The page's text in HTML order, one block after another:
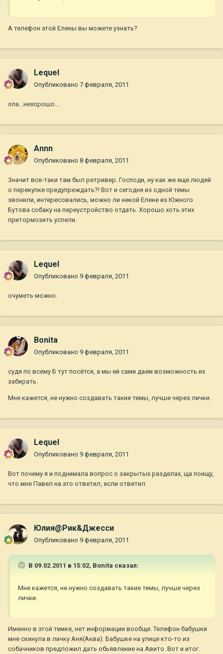
А телефон этой Елены вы можете узнать?
Lequel
Опубликовано 7 февраля, 2011
опа...нехорошо...
Annn
Опубликовано 8 февраля, 2011
Значит все-таки там был ретривер. Господи, ну как же еще людей
о перекупке предупреждать?! Вот и сегодня из одной темы
звонили, интересовались, можно ли некой Елене из Южного
Бутова собаку на переустройство отдать. Хорошо хоть этих
притормозить успели.
Lequel
Опубликовано 9 февраля, 2011
очуметь можно.
Bonita
Опубликовано 9 февраля, 2011
судя по всему Б тут посётся, а мы ей сами даем возможность их
забирать.
Мне кажется, не нужно создавать такие темы, лучше через лички.
Lequel
Опубликовано 9 февраля, 2011
Вот почему я и поднимала вопрос о закрытых разделах, ща поищу,
что мне Павел на это ответил, если ответил.
Юлия@Рик&Джесси
Опубликовано 9 февраля, 2011
В 09.02.2011 в 15:02, Bonita сказал:
Мне кажется, не нужно создавать такие темы, лучше через
лички.
Именно в этой темке, нет информации вообще. Телефон бабушки
мне скинула в личку Аня(Аква). Бабушке на улице кто-то из
собачников предложил дать обьявление на Авито. Вот и итог.